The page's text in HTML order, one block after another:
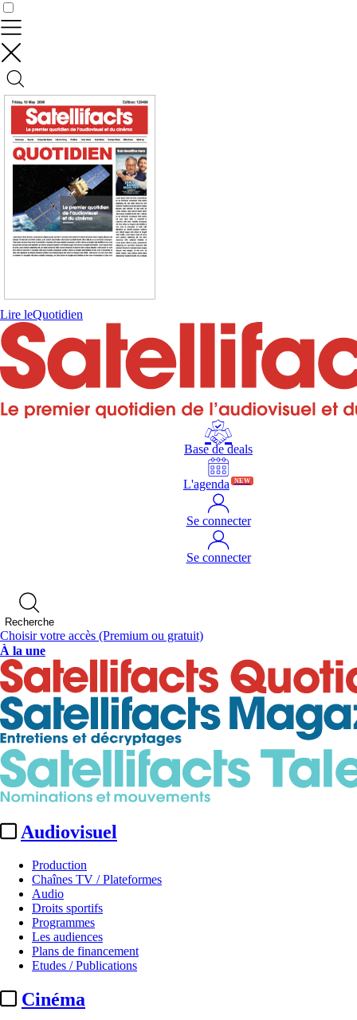
Lire leQuotidien
Base de deals
L'agenda NEW
Se connecter
Se connecter
Recherche
Choisir votre accès (Premium ou gratuit)
À la une
Audiovisuel
Production
Chaînes TV / Plateformes
Audio
Droits sportifs
Programmes
Les audiences
Plans de financement
Etudes / Publications
Cinéma
Contrôler vos données